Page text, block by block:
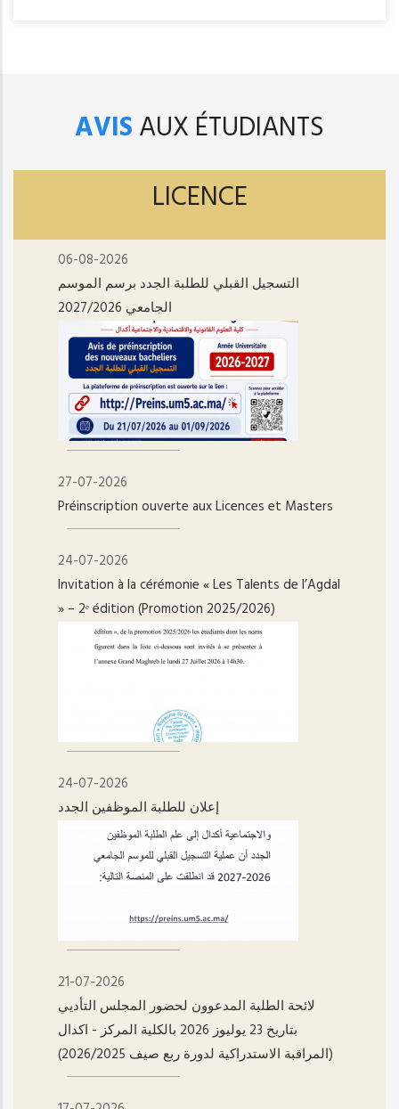
AVISAUX ÉTUDIANTS
LICENCE
06-08-2026
التسجيل القبلي للطلبة الجدد برسم الموسم
الجامعي 2027/2026
27-07-2026
Préinscription ouverte aux Licences et Masters
24-07-2026
Invitation à la cérémonie « Les Talents de l’Agdal
» – 2ᵉ édition (Promotion 2025/2026)
24-07-2026
إعلان للطلبة الموظفين الجدد
21-07-2026
لائحة الطلبة المدعوون لحضور المجلس التأديي
بتاريخ 23 يوليوز 2026 بالكلية المركز - اکدال
(المراقبة الاستدراكية لدورة ربع صيف 2026/2025)